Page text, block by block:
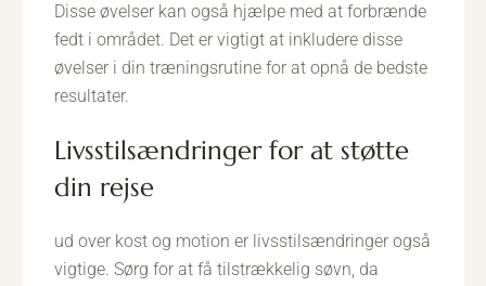
Disse øvelser kan også hjælpe med at forbrænde
fedt i området. Det er vigtigt at inkludere disse
øvelser i din træningsrutine for at opnå de bedste
resultater.
livsstilsændringer for at støtte
din rejse
ud over kost og motion er livsstilsændringer også
vigtige. Sørg for at få tilstrækkelig søvn, da